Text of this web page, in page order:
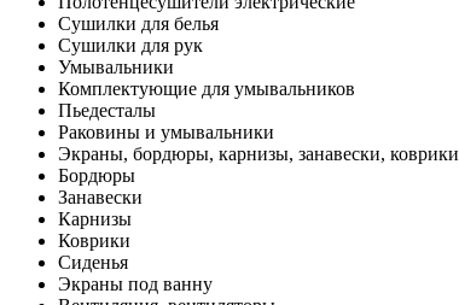
Сушилки для белья
Сушилки для рук
Умывальники
Комплектующие для умывальников
Пьедесталы
Раковины и умывальники
Экраны, бордюры, карнизы, занавески, коврики
Бордюры
Занавески
Карнизы
Коврики
Сиденья
Экраны под ванну